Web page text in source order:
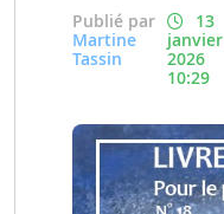
Publié par
Martine
Tassin
13
janvier
2026
10:29